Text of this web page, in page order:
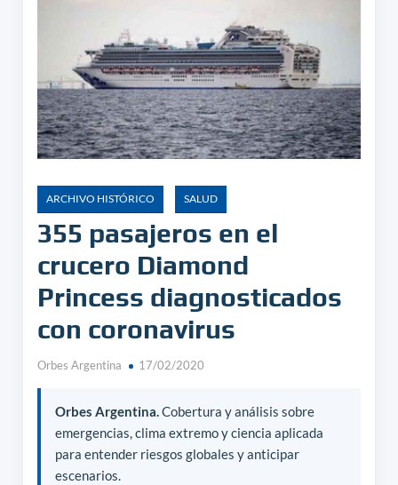
ARCHIVO HISTÓRICO SALUD
355 pasajeros en el
crucero Diamond
Princess diagnosticados
con coronavirus
Orbes Argentina 17/02/2020
Orbes Argentina.Cobertura y análisis sobre
emergencias, clima extremo y ciencia aplicada
para entender riesgos globales y anticipar
escenarios.